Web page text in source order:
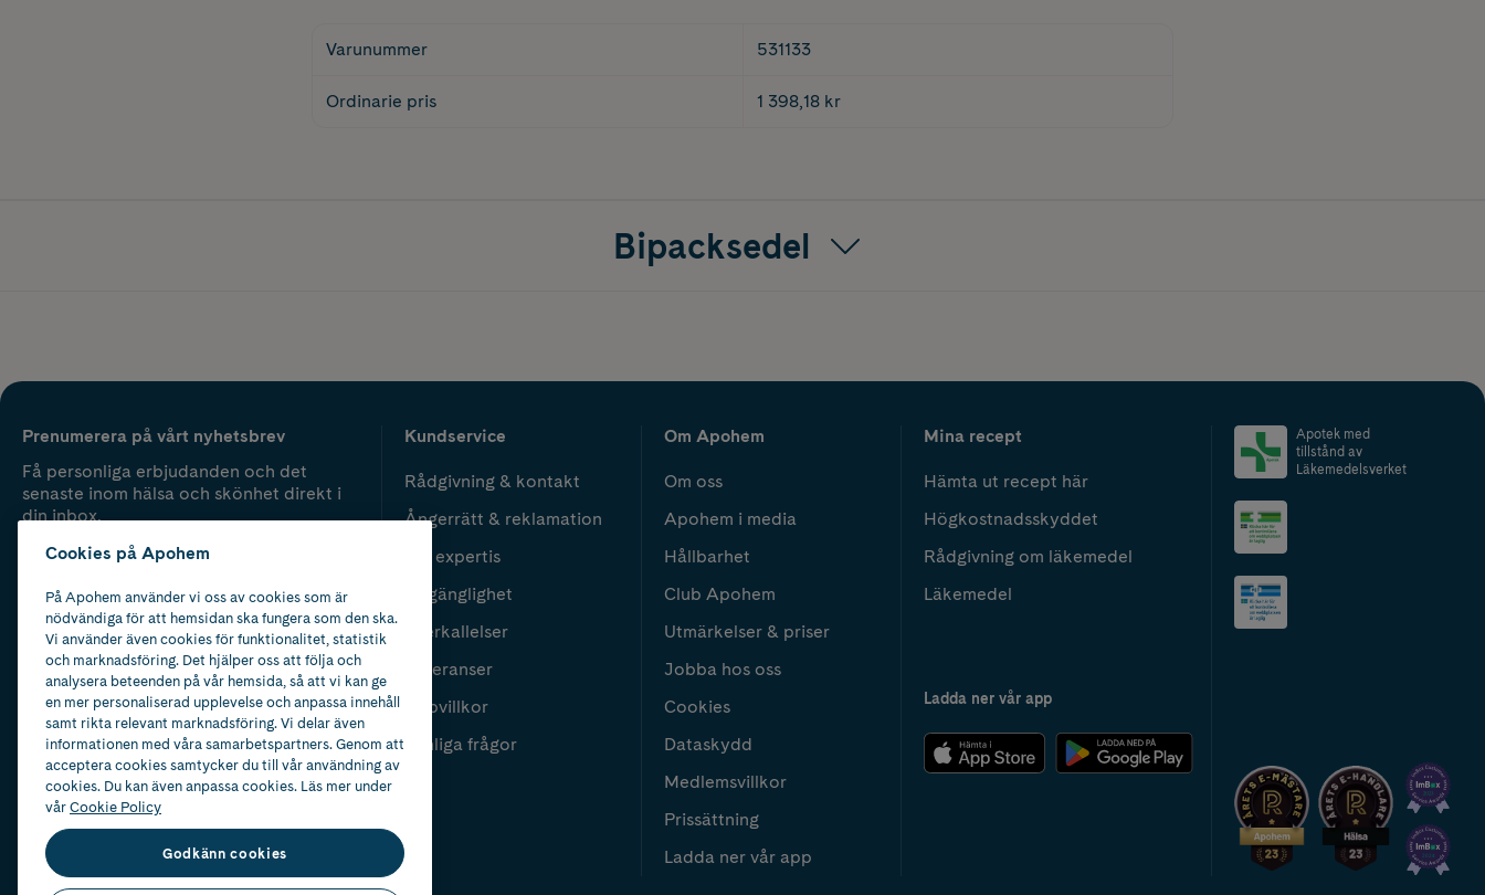
Varunummer 531133
Ordinarie pris 1 398,18 kr
Bipacksedel
Prenumerera på vårt nyhetsbrev
Få personliga erbjudanden och det
senaste inom hälsa och skönhet direkt i
din inbox.
Kundservice
Rådgivning & kontakt
Ångerrätt & reklamation
Vår expertis
Tillgänglighet
Återkallelser
Leveranser
Köpvillkor
Vanliga frågor
Om Apohem
Om oss
Apohem i media
Hållbarhet
Club Apohem
Utmärkelser & priser
Jobba hos oss
Cookies
Dataskydd
Medlemsvillkor
Prissättning
Ladda ner vår app
Mina recept
Hämta ut recept här
Högkostnadsskyddet
Rådgivning om läkemedel
Läkemedel
Ladda ner vår app
Apotek med
tillstånd av
Läkemedelsverket
2024
Cookies på Apohem
På Apohem använder vi oss av cookies som är
nödvändiga för att hemsidan ska fungera som den ska.
Vi använder även cookies för funktionalitet, statistik
och marknadsföring. Det hjälper oss att följa och
analysera beteenden på vår hemsida, så att vi kan ge
en mer personaliserad upplevelse och anpassa innehåll
samt rikta relevant marknadsföring. Vi delar även
informationen med våra samarbetspartners. Genom att
acceptera cookies samtycker du till vår användning av
cookies. Du kan även anpassa cookies. Läs mer under
vårCookie Policy
Godkänn cookies